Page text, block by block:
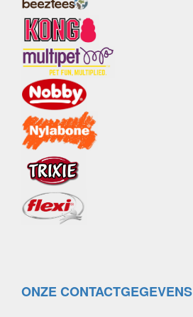
ONZE CONTACTGEGEVENS